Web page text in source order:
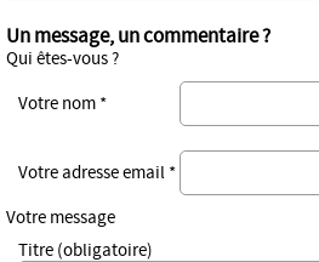
Un message, un commentaire ?
Qui êtes-vous ?
Votre nom *
Votre adresse email *
Votre message
Titre (obligatoire)